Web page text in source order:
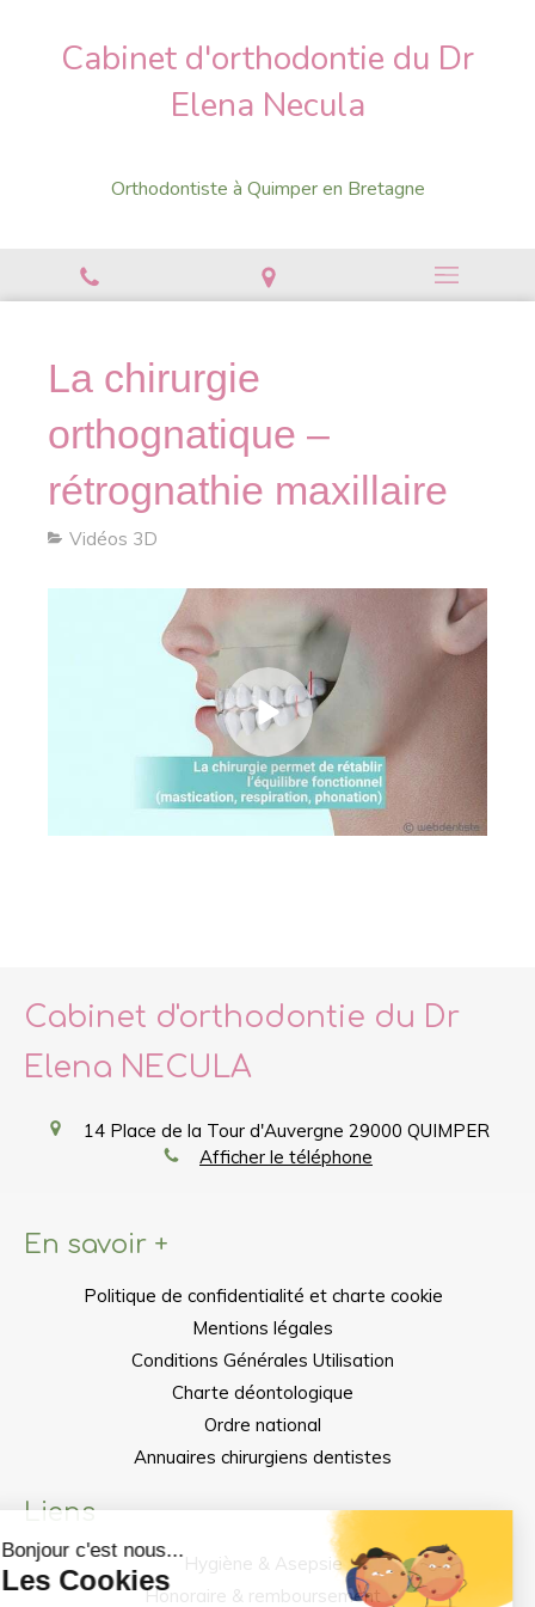
Cabinet d'orthodontie du Dr
Elena Necula
Orthodontiste à Quimper en Bretagne
La chirurgie
orthognatique –
rétrognathie maxillaire
Vidéos 3D
Cabinet d'orthodontie du Dr
Elena NECULA
14 Place de la Tour d'Auvergne 29000 QUIMPER
Afficher le téléphone
En savoir +
Politique de confidentialité et charte cookie
Mentions légales
Conditions Générales Utilisation
Charte déontologique
Ordre national
Annuaires chirurgiens dentistes
Liens
Hygiène & Asepsie
Honoraire & remboursement